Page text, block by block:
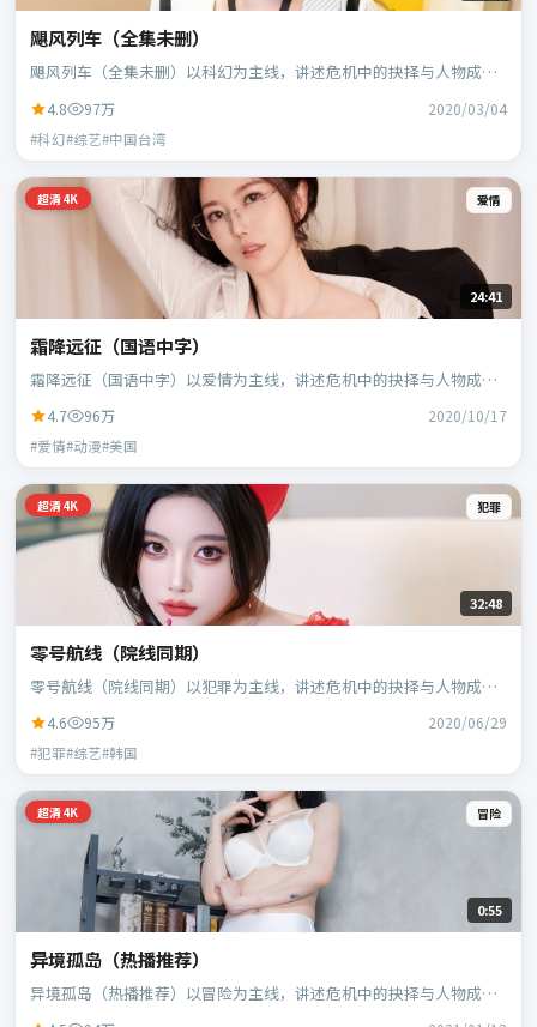
飓风列车（全集未删）
飓风列车（全集未删）以科幻为主线，讲述危机中的抉择与人物成
4.8 97万 2020/03/04
#科幻#综艺#中国台湾
超清4K 爱情
24:41
霜降远征（国语中字）
霜降远征（国语中字）以爱情为主线，讲述危机中的抉择与人物成
4.7 96万 2020/10/17
#爱情#动漫#美国
超清4K 犯罪
32:48
零号航线（院线同期）
零号航线（院线同期）以犯罪为主线，讲述危机中的抉择与人物成
4.6 95万 2020/06/29
#犯罪#综艺#韩国
超清4K 冒险
0:55
异境孤岛（热播推荐）
异境孤岛（热播推荐）以冒险为主线，讲述危机中的抉择与人物成